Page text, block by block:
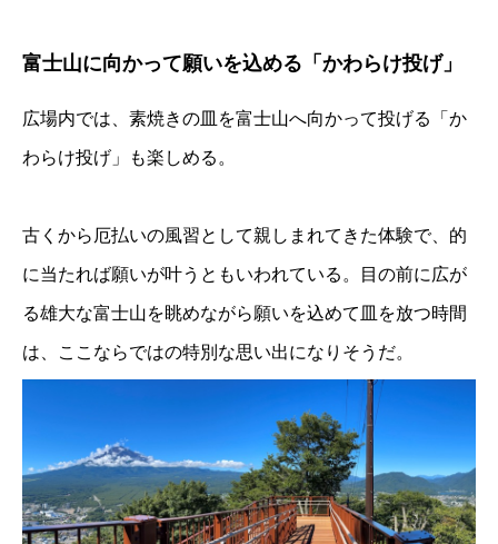
富士山に向かって願いを込める「かわらけ投げ」
広場内では、素焼きの皿を富士山へ向かって投げる「か
わらけ投げ」も楽しめる。
古くから厄払いの風習として親しまれてきた体験で、的
に当たれば願いが叶うともいわれている。目の前に広が
る雄大な富士山を眺めながら願いを込めて皿を放つ時間
は、ここならではの特別な思い出になりそうだ。